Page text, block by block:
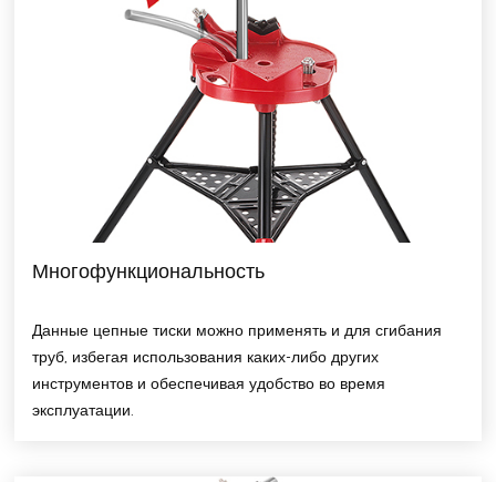
Многофункциональность
Данные цепные тиски можно применять и для сгибания
труб, избегая использования каких-либо других
инструментов и обеспечивая удобство во время
эксплуатации.